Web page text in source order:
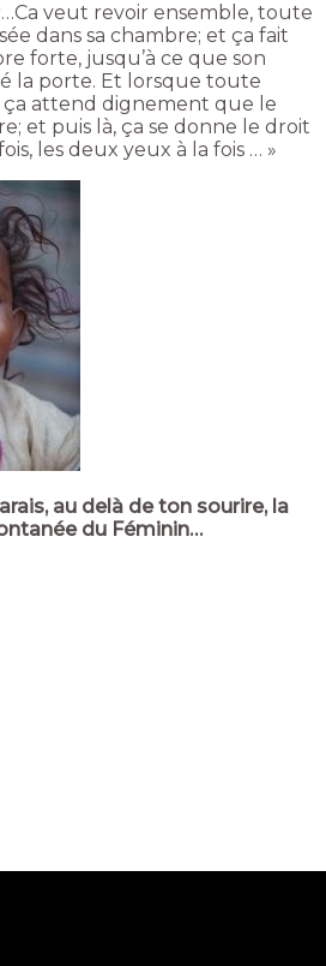
veut revoir ensemble, toute
dans sa chambre; et ça fait
forte, jusqu’à ce que son
la porte. Et lorsque toute
ça attend dignement que le
et puis là, ça se donne le droit
les deux yeux à la fois … »
au delà de ton sourire, la
du Féminin…